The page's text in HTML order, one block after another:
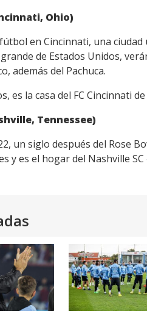
Ohio)
en Cincinnati, una
de Estados Unidos,
además del Pachuca.
es la casa del FC Cincinnati de
Tennessee)
un siglo después del Rose
y es el hogar del Nashville SC